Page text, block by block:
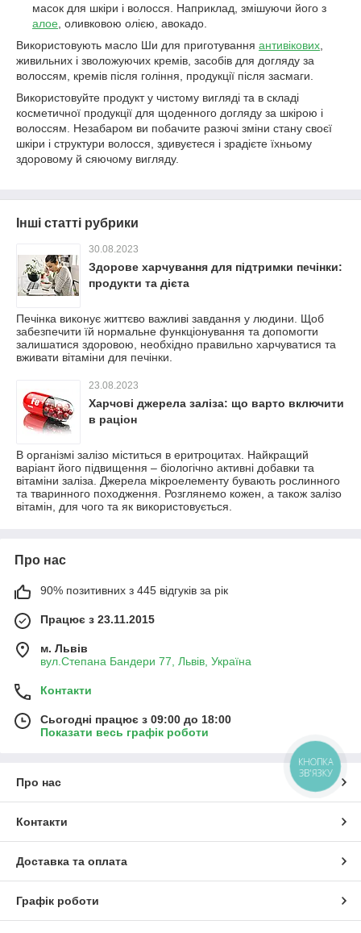
масок для шкіри і волосся. Наприклад, змішуючи його з
алое , оливковою олією, авокадо.
Використовують масло Ши для приготування антивікових
живильних і зволожуючих кремів, засобів для догляду за
волоссям, кремів після гоління, продукції після засмаги.
Використовуйте продукт у чистому вигляді та в складі
косметичної продукції для щоденного догляду за шкірою і
волоссям. Незабаром ви побачите разючі зміни стану своєї
шкіри і структури волосся, здивуєтеся і зрадієте їхньому
здоровому й сяючому вигляду.
Інші статті рубрики
30.08.2023
Здорове харчування для підтримки печінки:
продукти та дієта
Печінка виконує життєво важливі завдання у людини. Щоб
забезпечити їй нормальне функціонування та допомогти
залишатися здоровою, необхідно правильно харчуватися та
вживати вітаміни для печінки.
23.08.2023
Харчові джерела заліза: що варто включити
в раціон
В організмі залізо міститься в еритроцитах. Найкращий
варіант його підвищення – біологічно активні добавки та
вітаміни заліза. Джерела мікроелементу бувають рослинного
та тваринного походження. Розглянемо кожен, а також залізо
вітамін, для чого та як використовується.
Про нас
90% позитивних з 445 відгуків за рік
Працює з 23.11.2015
м. Львів
вул.Степана Бандери 77, Львів, Україна
Контакти
Сьогодні працює з 09:00 до 18:00
Показати весь графік роботи
Про нас
Контакти
Доставка та оплата
Графік роботи
КНОПКА
ЗВ'ЯЗКУ